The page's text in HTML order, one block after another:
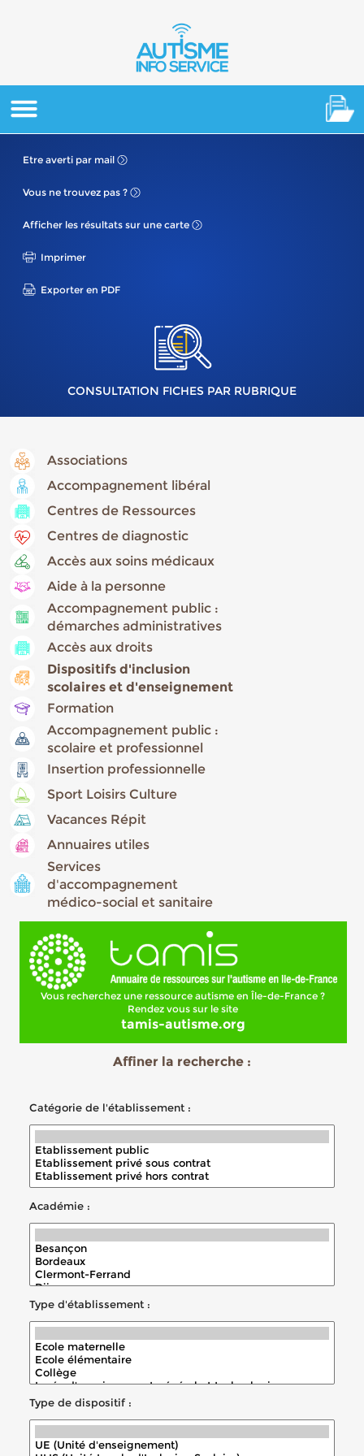
Etre averti par mail
Vous ne trouvez pas ?
Afficher les résultats sur une carte
Imprimer
Exporter en PDF
CONSULTATION FICHES PAR RUBRIQUE
Associations
Accompagnement libéral
Centres de Ressources
Centres de diagnostic
Accès aux soins médicaux
Aide à la personne
Accompagnement public :
démarches administratives
Accès aux droits
Dispositifs d'inclusion
scolaires et d'enseignement
Formation
Accompagnement public :
scolaire et professionnel
Insertion professionnelle
Sport Loisirs Culture
Vacances Répit
Annuaires utiles
Services
d'accompagnement
médico-social et sanitaire
Vous recherchez une ressource autisme en Île-de-France ?
Rendez vous sur le site
tamis-autisme.org
Affiner la recherche :
Catégorie de l'établissement :
Académie :
Type d'établissement :
Type de dispositif :